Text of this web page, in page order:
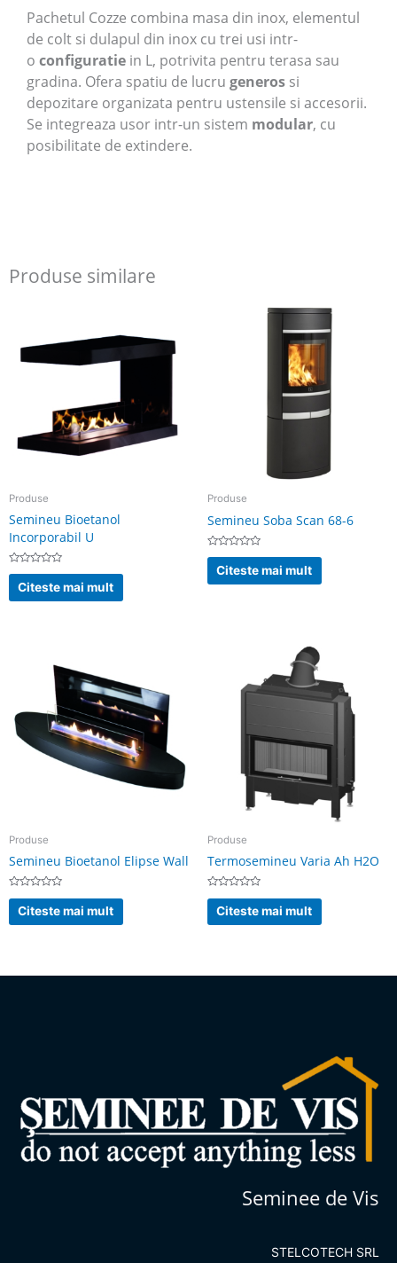
Pachetul Cozze combina masa din inox, elementul
de colt si dulapul din inox cu trei usi intr-
o configuratie in L, potrivita pentru terasa sau
gradina. Ofera spatiu de lucru generos si
depozitare organizata pentru ustensile si accesorii.
Se integreaza usor intr-un sistem modular, cu
posibilitate de extindere.
Produse similare
Produse
Semineu Bioetanol
Incorporabil U
Evaluat
din
Citeste mai mult
Produse
Semineu Soba Scan 68-6
Evaluat
din
Citeste mai mult
Produse
Semineu Bioetanol Elipse Wall
Evaluat
din
Citeste mai mult
Produse
Termosemineu Varia Ah H2O
Evaluat
din
Citeste mai mult
Seminee de Vis
STELCOTECH SRL